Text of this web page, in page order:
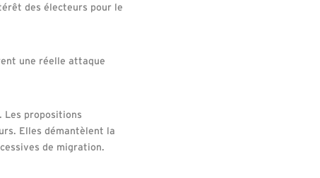
des électeurs pour le
une réelle attaque
Les propositions
Elles démantèlent la
de migration.